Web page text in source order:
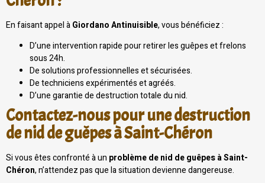
En faisant appel àGiordano Antinuisible, vous bénéficiez :
D’une intervention rapide pour retirer les guêpes et frelons
sous 24h.
De solutions professionnelles et sécurisées.
De techniciens expérimentés et agréés.
D’une garantie de destruction totale du nid.
Contactez-nous pour une destruction
de nid de guêpes à Saint-Chéron
Si vous êtes confronté à un problème de nid de guêpes à Saint-
Chéron, n’attendez pas que la situation devienne dangereuse.